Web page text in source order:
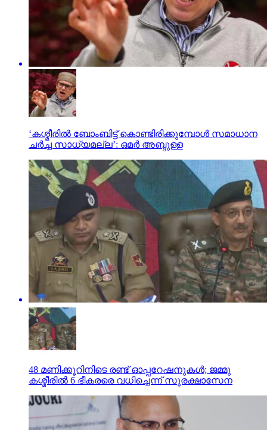
‘കശ്മീരില്‍ ബോംബിട്ട് കൊണ്ടിരിക്കുമ്പോള്‍ സമാധാന
ചര്‍ച്ച സാധ്യമല്ല’: ഒമര്‍ അബ്ദുള്ള
48 മണിക്കൂറിനിടെ രണ്ട് ഓപ്പറേഷനുകള്‍; ജമ്മു
കശ്മീരില്‍ 6 ഭീകരരെ വധിച്ചെന്ന് സുരക്ഷാസേന